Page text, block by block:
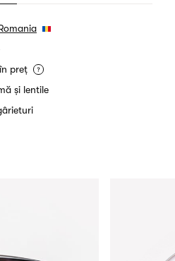
preț
și lentile